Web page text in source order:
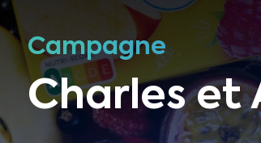
Campagne
Charles et